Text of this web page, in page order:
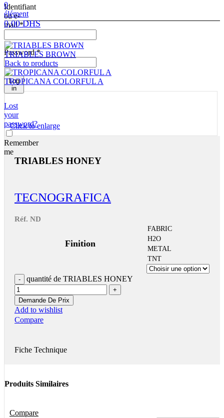
Identifiant
ou e-
mail*
Password*
Log
in
Lost
your
password?
Remember
me
0
élément
0,00DHS
TRIABLES BROWN
Back to products
TROPICANA COLORFUL A
Click to enlarge
TRIABLES HONEY
TECNOGRAFICA
Réf. ND
Finition
FABRIC
H2O
METAL
TNT
quantité de TRIABLES HONEY
Demande De Prix
Add to wishlist
Compare
Fiche Technique
Produits Similaires
Compare